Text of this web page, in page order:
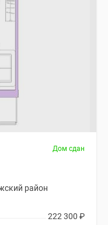
Дом сдан
район
222 300 ₽